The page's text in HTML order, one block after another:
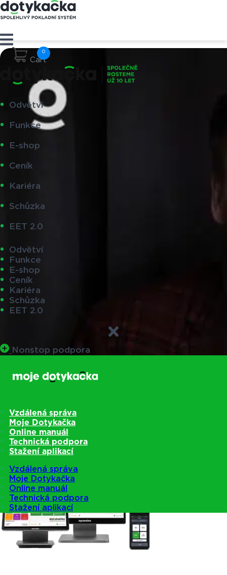
Cart
Odvětví
Funkce
E-shop
Ceník
Kariéra
Schůzka
EET 2.0
Odvětví
Funkce
E-shop
Ceník
Kariéra
Schůzka
EET 2.0
Nonstop podpora
Vzdálená správa
Moje Dotykačka
Online manuál
Technická podpora
Stažení aplikací
Vzdálená správa
Moje Dotykačka
Online manuál
Technická podpora
Stažení aplikací